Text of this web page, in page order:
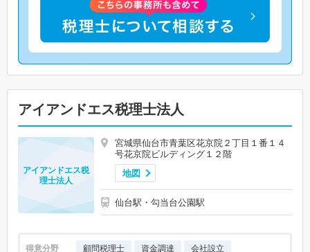
アイアンドエス税理士法人
宮城県仙台市青葉区花京院２丁目１番１４
号花京院ビルディング１２階
地図
仙台駅・勾当台公園駅
アイアンドエス税
理士法人
得意分野 顧問税理士 資金調達 会社設立